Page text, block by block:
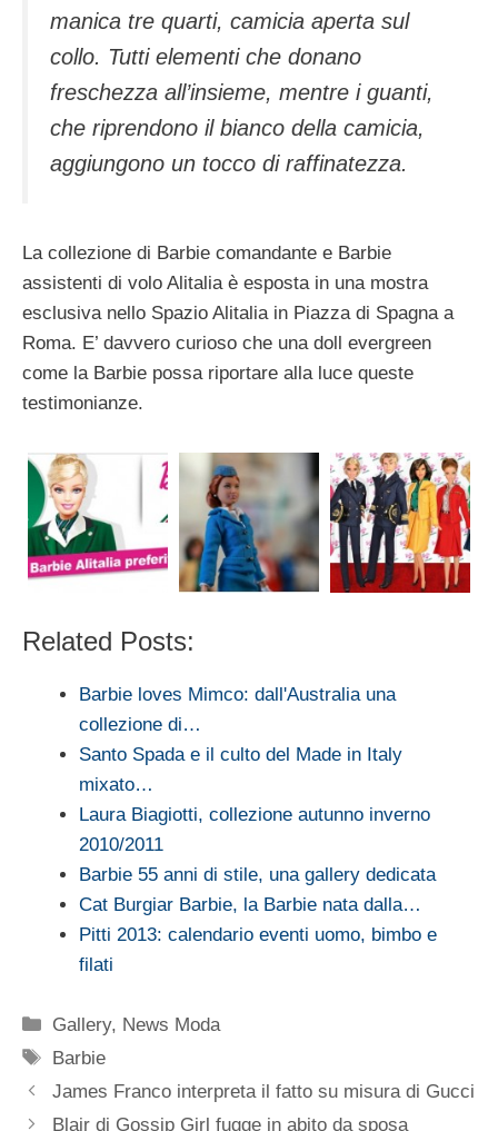
manica tre quarti, camicia aperta sul
collo. Tutti elementi che donano
freschezza all’insieme, mentre i guanti,
che riprendono il bianco della camicia,
aggiungono un tocco di raffinatezza.
La collezione di Barbie comandante e Barbie
assistenti di volo Alitalia è esposta in una mostra
esclusiva nello Spazio Alitalia in Piazza di Spagna a
Roma. E’ davvero curioso che una doll evergreen
come la Barbie possa riportare alla luce queste
testimonianze.
Related Posts:
Barbie loves Mimco: dall'Australia una
collezione di…
Santo Spada e il culto del Made in Italy
mixato…
Laura Biagiotti, collezione autunno inverno
2010/2011
Barbie 55 anni di stile, una gallery dedicata
Cat Burgiar Barbie, la Barbie nata dalla…
Pitti 2013: calendario eventi uomo, bimbo e
filati
Categorie
Gallery, News Moda
Tag
Barbie
James Franco interpreta il fatto su misura di Gucci
Blair di Gossip Girl fugge in abito da sposa